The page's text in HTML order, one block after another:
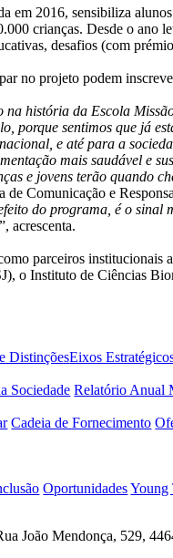
em 2016, sensibiliza
crianças. Desde o ano
desafios (com
no projeto podem
história da Escola
porque sentimos que já
e até para a
mais saudável e
e jovens terão quando
de Comunicação e
do programa, é o sinal
”, acrescenta.
parceiros
o Instituto de Ciências
DistinçõesEixos
Sociedade Relatório Anual
Cadeia de Fornecimento
Oportunidades Young
João Mendonça, 529,